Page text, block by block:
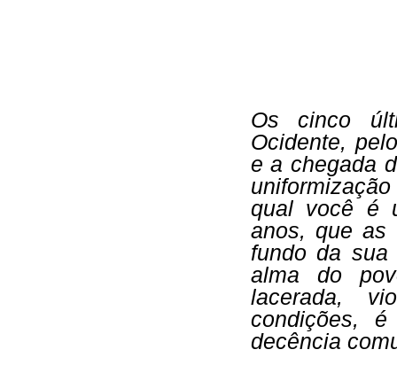
Os cinco
Ocidente,
e a chegada
qual você é
anos, que as
fundo da
alma do
lacerada,
condições,
decência